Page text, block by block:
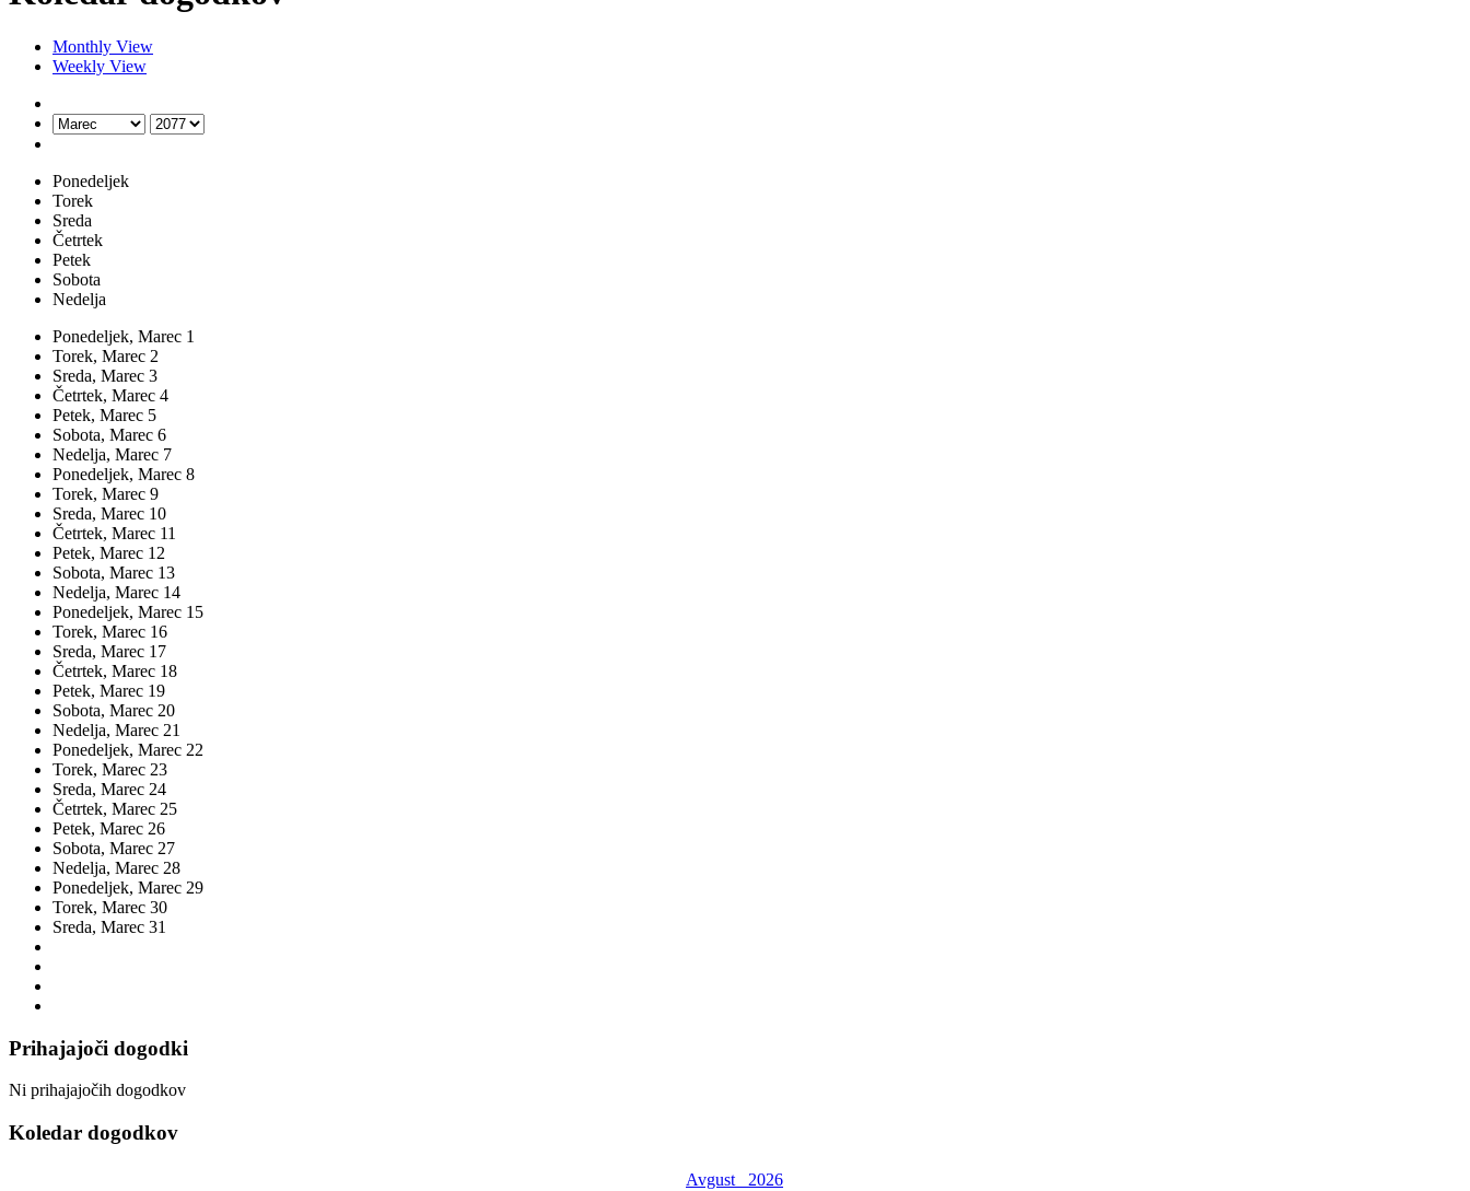
Monthly View
Weekly View
Ponedeljek
Torek
Sreda
Četrtek
Petek
Sobota
Nedelja
Ponedeljek, Marec 1
Torek, Marec 2
Sreda, Marec 3
Četrtek, Marec 4
Petek, Marec 5
Sobota, Marec 6
Nedelja, Marec 7
Ponedeljek, Marec 8
Torek, Marec 9
Sreda, Marec 10
Četrtek, Marec 11
Petek, Marec 12
Sobota, Marec 13
Nedelja, Marec 14
Ponedeljek, Marec 15
Torek, Marec 16
Sreda, Marec 17
Četrtek, Marec 18
Petek, Marec 19
Sobota, Marec 20
Nedelja, Marec 21
Ponedeljek, Marec 22
Torek, Marec 23
Sreda, Marec 24
Četrtek, Marec 25
Petek, Marec 26
Sobota, Marec 27
Nedelja, Marec 28
Ponedeljek, Marec 29
Torek, Marec 30
Sreda, Marec 31
Prihajajoči dogodki
Ni prihajajočih dogodkov
Koledar dogodkov
Avgust 2026